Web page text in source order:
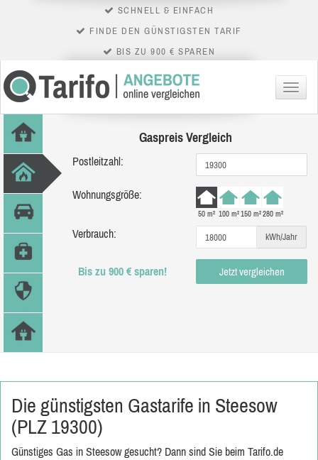
SCHNELL & EINFACH
FINDE DEN GÜNSTIGSTEN TARIF
BIS ZU 900 € SPAREN
Menü
Gaspreis Vergleich
Postleitzahl:
Wohnungsgröße:
50 m² 100 m²150 m²280 m²
Verbrauch: kWh/Jahr
Bis zu 900 € sparen! Jetzt vergleichen
Die günstigsten Gastarife in Steesow
(PLZ 19300)
Günstiges Gas in Steesow gesucht? Dann sind Sie beim Tarifo.de